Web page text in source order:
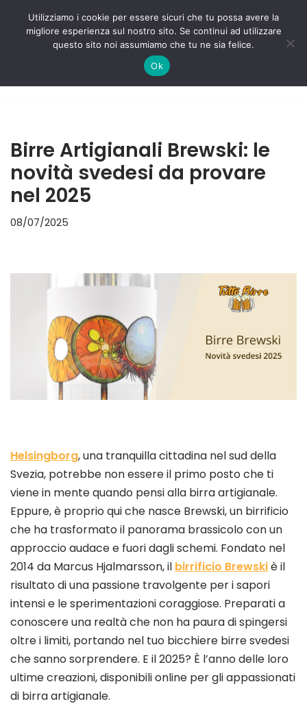
Birre Artigianali Brewski: le
novità svedesi da provare
nel 2025
08/07/2025
Helsingborg, una tranquilla cittadina nel sud della
Svezia, potrebbe non essere il primo posto che ti
viene in mente quando pensi alla birra artigianale.
Eppure, è proprio qui che nasce Brewski, un birrificio
che ha trasformato il panorama brassicolo con un
approccio audace e fuori dagli schemi. Fondato nel
2014 da Marcus Hjalmarsson, il birrificio Brewskiè il
risultato di una passione travolgente per i sapori
intensi e le sperimentazioni coraggiose. Preparati a
conoscere una realtà che non ha paura di spingersi
oltre i limiti, portando nel tuo bicchiere birre svedesi
che sanno sorprendere. E il 2025? È l’anno delle loro
ultime creazioni, disponibili online per gli appassionati
di birra artigianale.
Utilizziamo i cookie per essere sicuri che tu possa avere la
migliore esperienza sul nostro sito. Se continui ad utilizzare
questo sito noi assumiamo che tu ne sia felice.
Ok